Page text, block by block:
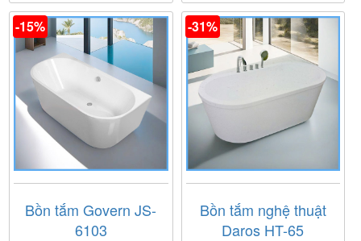
-15%
Bồn tắm Govern JS-
6103
-31%
Bồn tắm nghệ thuật
Daros HT-65